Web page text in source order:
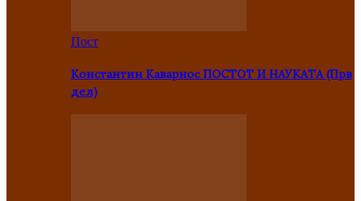
Пост
Константин Каварнос ПОСТОТ И НАУКАТА (Прв
дел)